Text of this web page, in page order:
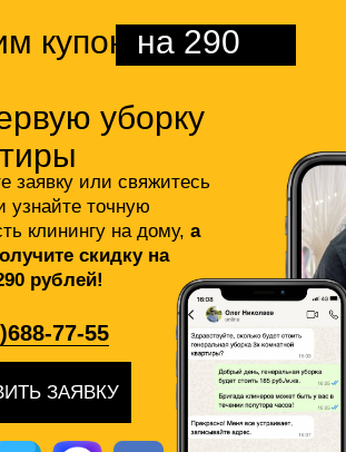
заявку или свяжитесь
узнайте точную
клинингу на дому, а
скидку на
рублей!
купон на 290
уборку
ЗАЯВКУ
77-55